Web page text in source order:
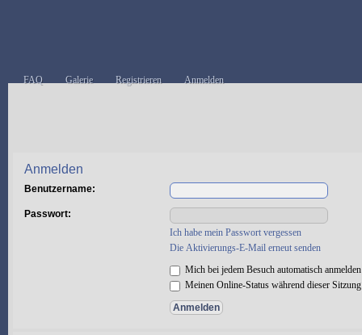
FAQ Galerie Registrieren Anmelden
Anmelden
Benutzername:
Passwort:
Ich habe mein Passwort vergessen
Die Aktivierungs-E-Mail erneut senden
Mich bei jedem Besuch automatisch anmelden
Meinen Online-Status während dieser